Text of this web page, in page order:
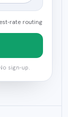
rate routing
sign-up.